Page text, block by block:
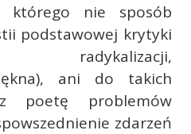
którego nie sposób
podstawowej krytyki
radykalizacji,
ani do takich
poetę problemów
zdarzeń